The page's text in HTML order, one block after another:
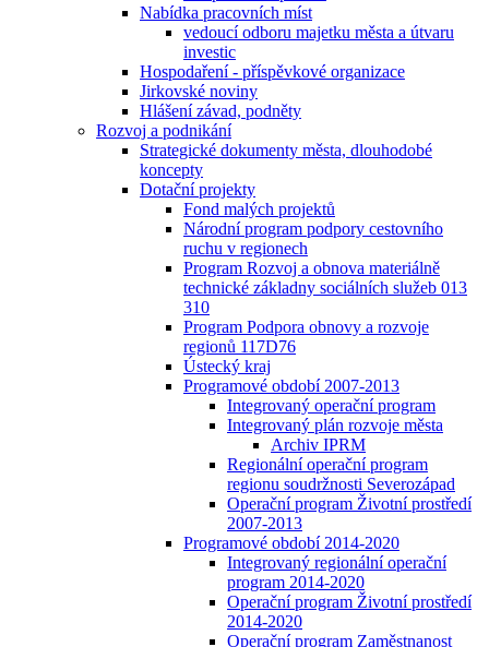
Nabídka pracovních míst
vedoucí odboru majetku města a útvaru
investic
Hospodaření - příspěvkové organizace
Jirkovské noviny
Hlášení závad, podněty
Rozvoj a podnikání
Strategické dokumenty města, dlouhodobé
koncepty
Dotační projekty
Fond malých projektů
Národní program podpory cestovního
ruchu v regionech
Program Rozvoj a obnova materiálně
technické základny sociálních služeb 013
310
Program Podpora obnovy a rozvoje
regionů 117D76
Ústecký kraj
Programové období 2007-2013
Integrovaný operační program
Integrovaný plán rozvoje města
Archiv IPRM
Regionální operační program
regionu soudržnosti Severozápad
Operační program Životní prostředí
2007-2013
Programové období 2014-2020
Integrovaný regionální operační
program 2014-2020
Operační program Životní prostředí
2014-2020
Operační program Zaměstnanost